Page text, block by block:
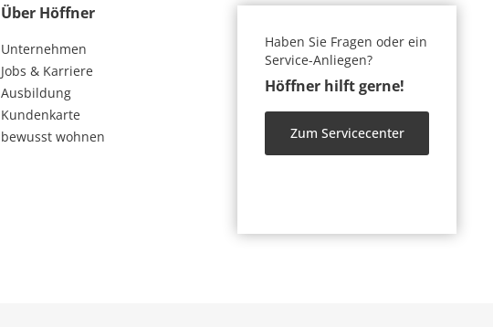
Über Höffner
Unternehmen
Jobs & Karriere
Ausbildung
Kundenkarte
bewusst wohnen
Haben Sie Fragen oder ein
Service-Anliegen?
Höffner hilft gerne!
Zum Servicecenter